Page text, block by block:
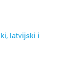
latvijski i